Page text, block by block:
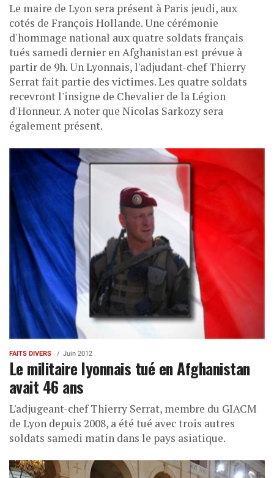
Le maire de Lyon sera présent à Paris jeudi, aux
cotés de François Hollande. Une cérémonie
d'hommage national aux quatre soldats français
tués samedi dernier en Afghanistan est prévue à
partir de 9h. Un Lyonnais, l'adjudant-chef Thierry
Serrat fait partie des victimes. Les quatre soldats
recevront l'insigne de Chevalier de la Légion
d'Honneur. A noter que Nicolas Sarkozy sera
également présent.
FAITS DIVERS Juin 2012
Le militaire lyonnais tué en Afghanistan
avait 46 ans
L'adjugeant-chef Thierry Serrat, membre du GIACM
de Lyon depuis 2008, a été tué avec trois autres
soldats samedi matin dans le pays asiatique.